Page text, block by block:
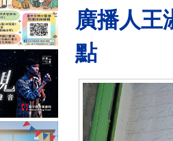
廣播人王
點